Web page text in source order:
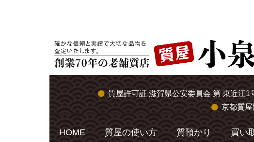
質屋許可証 滋賀県公安委員会 第 東近江1
京都質
HOME 質屋の使い方 質預かり 買い